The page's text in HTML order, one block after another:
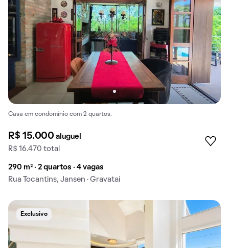
Casa em condomínio com 2 quartos.
R$ 15.000aluguel
R$ 16.470 total
290 m² · 2 quartos · 4 vagas
Rua Tocantins, Jansen · Gravataí
Exclusivo